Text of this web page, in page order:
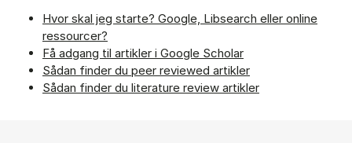
Hvor skal jeg starte? Google, Libsearch eller online
ressourcer?
Få adgang til artikler i Google Scholar
Sådan finder du peer reviewed artikler
Sådan finder du literature review artikler